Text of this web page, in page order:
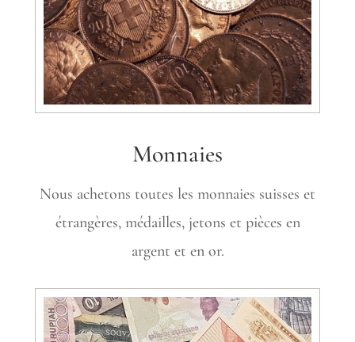
Monnaies
Nous achetons toutes les monnaies suisses et
étrangères, médailles, jetons et pièces en
argent et en or.